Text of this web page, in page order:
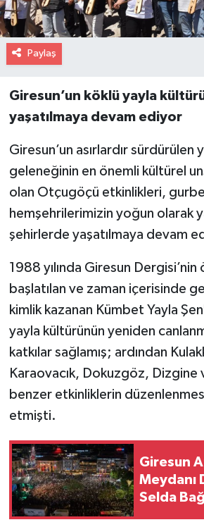
Paylaş
Giresun’un köklü yayla
yaşatılmaya devam ediyor
Giresun’un asırlardır sürdürülen
geleneğinin en önemli kültürel
olan Otçugöçü etkinlikleri,
hemşehrilerimizin yoğun olarak
şehirlerde yaşatılmaya devam
1988 yılında Giresun
başlatılan ve zaman içerisinde
kimlik kazanan Kümbet Yayla
yayla kültürünün yeniden
katkılar sağlamış; ardından
Karaovacık, Dokuzgöz, Dizgine
benzer etkinliklerin
etmişti.
Giresun
Meydanı
Selda